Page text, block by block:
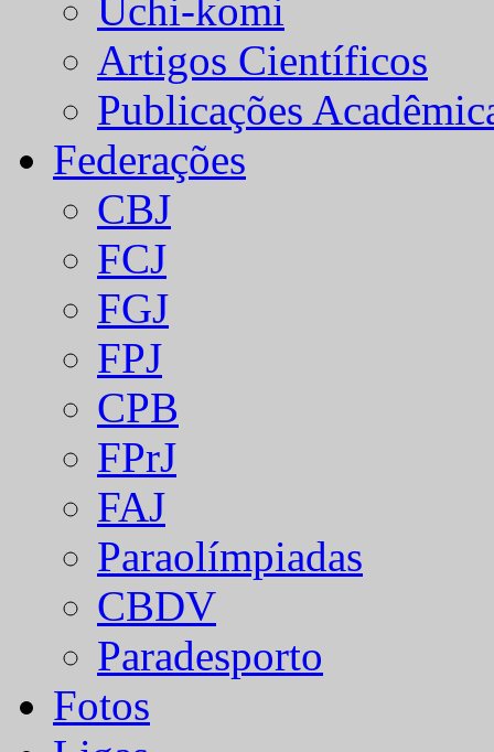
Uchi-komi
Artigos Científicos
Publicações
Federações
CBJ
FCJ
FGJ
FPJ
CPB
FPrJ
FAJ
Paraolímpiadas
CBDV
Paradesporto
Fotos